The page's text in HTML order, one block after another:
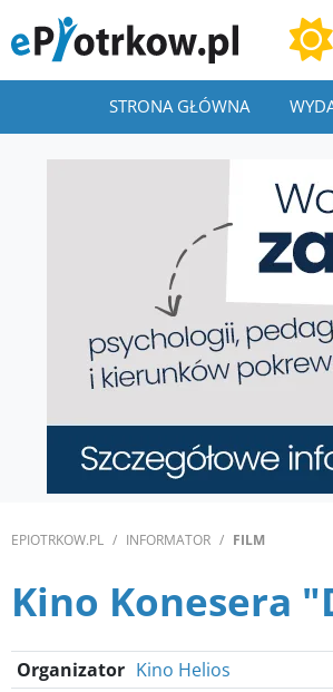
STRONA GŁÓWNA
EPIOTRKOW.PL INFORMATOR FILM
Kino Konesera
Organizator Kino Helios